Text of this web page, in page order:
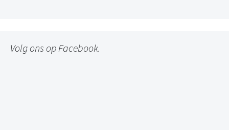
Volg ons op Facebook.